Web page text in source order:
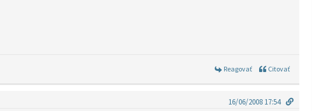
Reagovať Citovať
16/06/2008 17:54